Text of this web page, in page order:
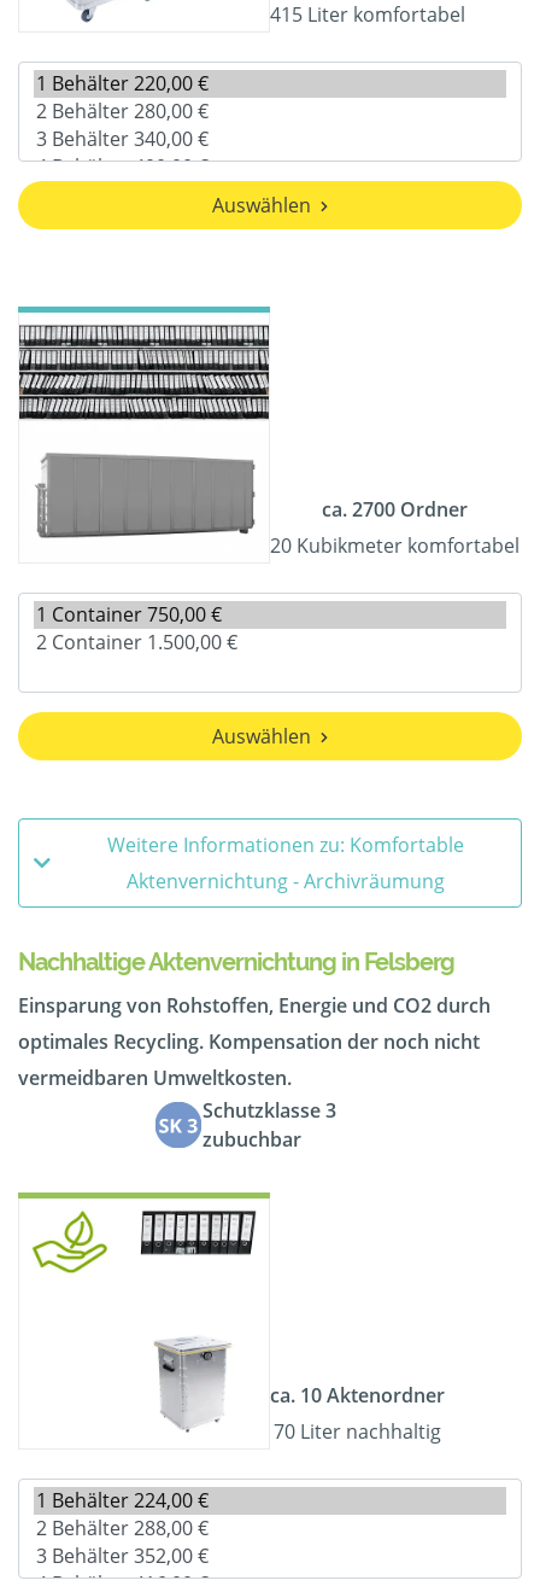
415 Liter komfortabel
Auswählen
ca. 2700 Ordner
20 Kubikmeter komfortabel
Auswählen
Weitere Informationen zu: Komfortable
Aktenvernichtung - Archivräumung
Nachhaltige Aktenvernichtung in Felsberg
Einsparung von Rohstoffen, Energie und CO2 durch
optimales Recycling. Kompensation der noch nicht
vermeidbaren Umweltkosten.
Schutzklasse 3
zubuchbar
ca. 10 Aktenordner
70 Liter nachhaltig